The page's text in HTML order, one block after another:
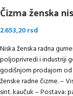
Čizma ženska
2.653,20rsd
Niska ženska radna
poljoprivredi i industriji
godišnjom prodajom od
ženske radne čizme. –
sint. kaučuk – Postava: